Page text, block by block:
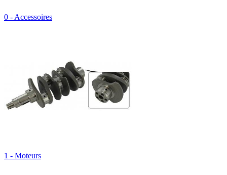
0 - Accessoires
1 - Moteurs